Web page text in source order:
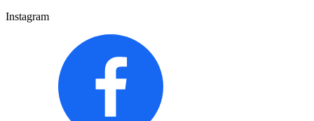
Instagram